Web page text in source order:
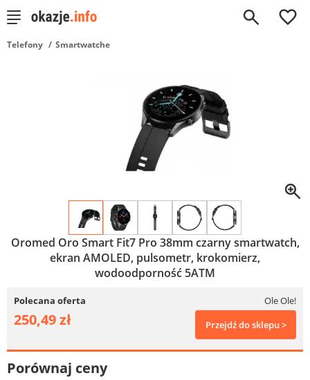
0
Telefony Smartwatche
Oromed Oro Smart Fit7 Pro 38mm czarny smartwatch,
ekran AMOLED, pulsometr, krokomierz,
wodoodporność 5ATM
Polecana oferta Ole Ole!
250,49 zł Przejdź do sklepu >
Porównaj ceny